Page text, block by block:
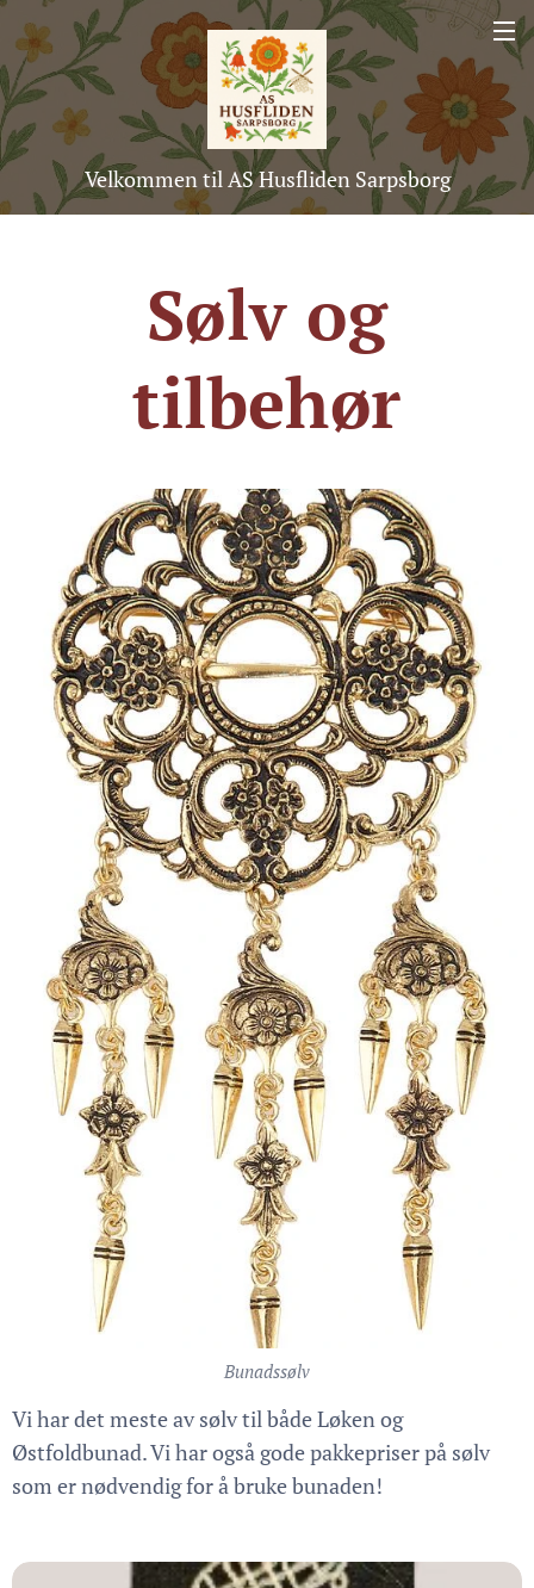
Velkommen til AS Husfliden Sarpsborg
Sølv og
tilbehør
Bunadssølv
Vi har det meste av sølv til både Løken og
Østfoldbunad. Vi har også gode pakkepriser på sølv
som er nødvendig for å bruke bunaden!